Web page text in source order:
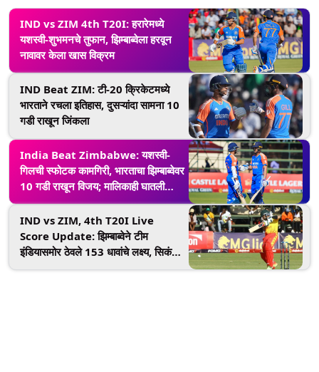
IND vs ZIM 4th T20I: हरारेमध्ये
यशस्वी-शुभमनचे तुफान, झिम्बाब्वेला हरवून
नावावर केला खास विक्रम
IND Beat ZIM: टी-20 क्रिकेटमध्ये
भारताने रचला इतिहास, दुसऱ्यांदा सामना 10
गडी राखून जिंकला
India Beat Zimbabwe: यशस्वी-
गिलची स्फोटक कामगिरी, भारताचा झिम्बाब्वेवर
10 गडी राखून विजय; मालिकाही घातली
खिशात
IND vs ZIM, 4th T20I Live
Score Update: झिम्बाब्वेने टीम
इंडियासमोर ठेवले 153 धावांचे लक्ष्य, सिकंदर